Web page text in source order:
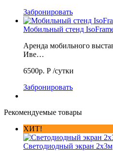
Забронировать
Мобильный стенд
Аренда мобильного
Иве…
6500р. Р /сутки
Забронировать
Рекомендуемые товары
ХИТ!
Светодиодный экран 2х3м